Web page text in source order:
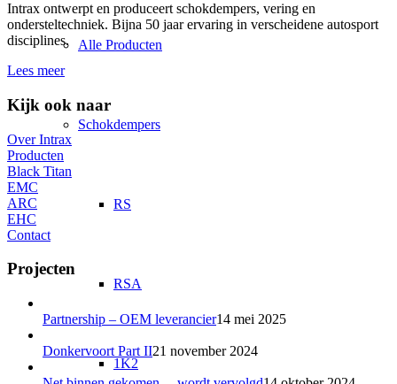
Alle Producten
Schokdempers
RS
RSA
1K2
Intrax ontwerpt en produceert schokdempers, vering en
ondersteltechniek. Bijna 50 jaar ervaring in verscheidene autosport
disciplines.
Lees meer
Kijk ook naar
Over Intrax
Producten
Black Titan
EMC
ARC
EHC
Contact
Projecten
Partnership – OEM leverancier14 mei 2025
Donkervoort Part II21 november 2024